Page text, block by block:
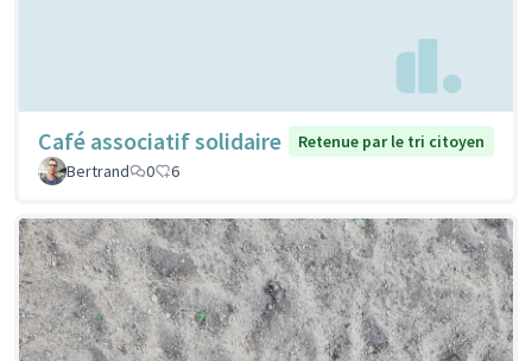
Café associatif solidaire
Retenue par le tri citoyen
Bertrand
0 6